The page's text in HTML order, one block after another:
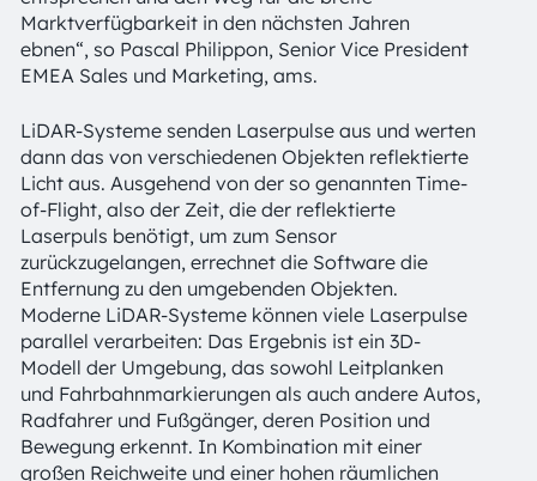
Marktverfügbarkeit in den nächsten Jahren
ebnen“, so Pascal Philippon, Senior Vice President
EMEA Sales und Marketing, ams.
LiDAR-Systeme senden Laserpulse aus und werten
dann das von verschiedenen Objekten reflektierte
Licht aus. Ausgehend von der so genannten Time-
of-Flight, also der Zeit, die der reflektierte
Laserpuls benötigt, um zum Sensor
zurückzugelangen, errechnet die Software die
Entfernung zu den umgebenden Objekten.
Moderne LiDAR-Systeme können viele Laserpulse
parallel verarbeiten: Das Ergebnis ist ein 3D-
Modell der Umgebung, das sowohl Leitplanken
und Fahrbahnmarkierungen als auch andere Autos,
Radfahrer und Fußgänger, deren Position und
Bewegung erkennt. In Kombination mit einer
großen Reichweite und einer hohen räumlichen